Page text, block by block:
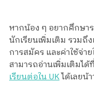
หากน้อง ๆ อยากศึกษา
นักเรียนเพิ่มเติม รวมถึ
การสมัคร และค่าใช้จ่า
สามารถอ่านเพิ่มเติมได้ที่
เรียนต่อใน UK ได้เลยน้